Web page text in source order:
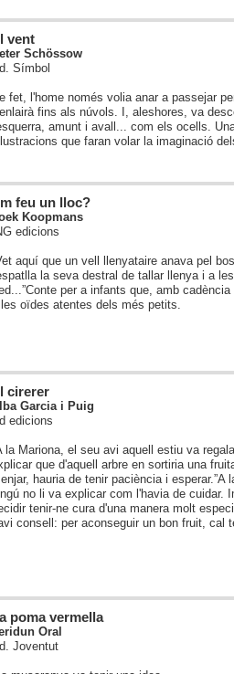
vent
Schössow
Símbol
fet, l'home només volia anar a passejar
fins als núvols. I, aleshores, va
amunt i avall... com els ocells.
que faran volar la imaginació
feu un lloc?
Koopmans
edicions
aquí que un vell llenyataire anava pel
la seva destral de tallar llenya i a
Conte per a infants que, amb
oïdes atentes dels més petits.
cirerer
Garcia i Puig
edicions
la Mariona, el seu avi aquell estiu va
que d'aquell arbre en sortiria una
hauria de tenir paciència i esperar.”A
no li va explicar com l'havia de cuidar.
tenir-ne cura d'una manera molt
consell: per aconseguir un bon fruit, cal
poma vermella
Oral
Joventut